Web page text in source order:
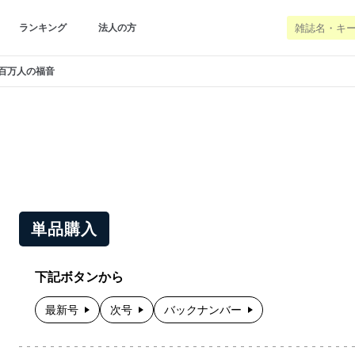
ランキング 法人の方
万人の福音
単品購入
下記ボタンから
最新号 次号 バックナンバー